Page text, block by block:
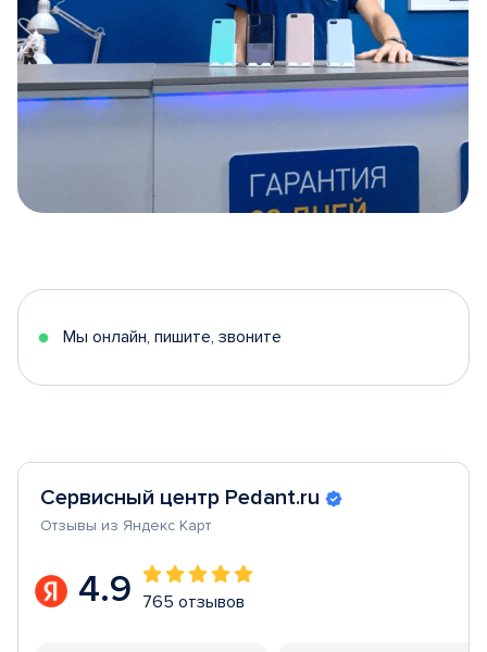
5
Мы онлайн, пишите, звоните
Сервисный центр Pedant.ru
Отзывы из Яндекс Карт
4.9 765 отзывов